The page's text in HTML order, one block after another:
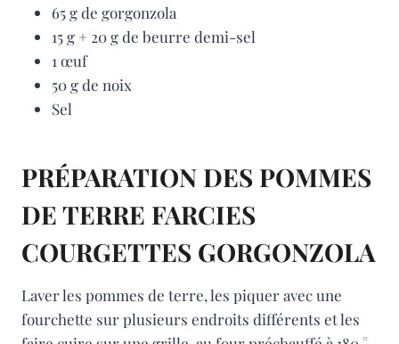
65 g de gorgonzola
15 g + 20 g de beurre demi-sel
1 œuf
50 g de noix
Sel
PRÉPARATION DES POMMES
DE TERRE FARCIES
COURGETTES GORGONZOLA
Laver les pommes de terre, les piquer avec une
fourchette sur plusieurs endroits différents et les